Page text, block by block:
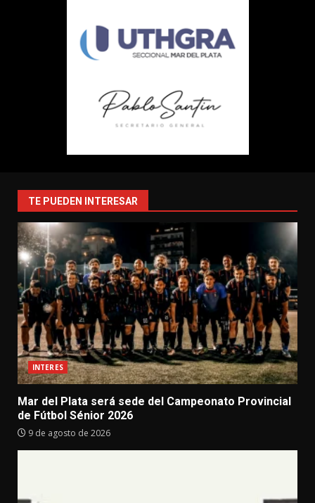
TE PUEDEN INTERESAR
INTERES
Mar del Plata será sede del Campeonato Provincial
de Fútbol Sénior 2026
9 de agosto de 2026